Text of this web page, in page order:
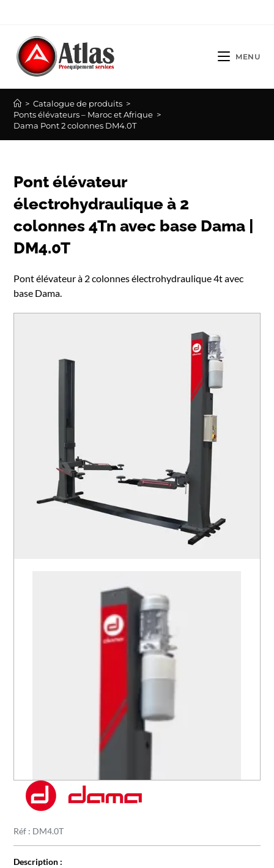
content
MENU
> Catalogue de produits >
Ponts élévateurs – Maroc et Afrique >
Dama Pont 2 colonnes DM4.0T
Pont élévateur
électrohydraulique à 2
colonnes 4Tn avec base Dama |
DM4.0T
Pont élévateur à 2 colonnes électrohydraulique 4t avec
base Dama.
Réf : DM4.0T
Description :